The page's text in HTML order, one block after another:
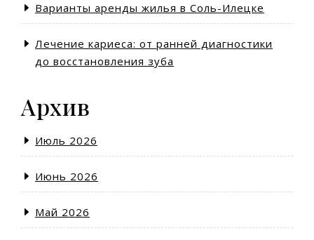
Варианты аренды жилья в Соль-Илецке
Лечение кариеса: от ранней диагностики
до восстановления зуба
Архив
Июль 2026
Июнь 2026
Май 2026